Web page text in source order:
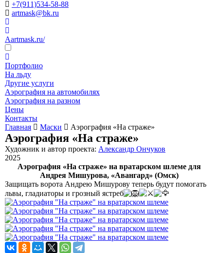
+7(911)534-58-88
artmask@bk.ru
Aartmask.ru/
Портфолио
На льду
Другие услуги
Аэрография на автомобилях
Аэрография на разном
Цены
Контакты
Главная
Маски Аэрография «На страже»
Аэрография «На страже»
Художник и автор проекта: Александр Ончуков
2025
Аэрография «На страже» на вратарском шлеме для
Андрея Мишурова, «Авангард» (Омск)
Защищать ворота Андрею Мишурову теперь будут помогать
львы, гладиаторы и грозный ястреб